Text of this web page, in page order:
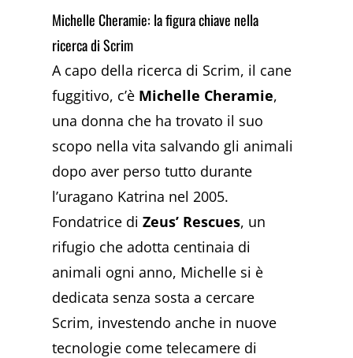
Michelle Cheramie: la figura chiave nella
ricerca di Scrim
A capo della ricerca di Scrim, il cane
fuggitivo, c’è Michelle Cheramie,
una donna che ha trovato il suo
scopo nella vita salvando gli animali
dopo aver perso tutto durante
l’uragano Katrina nel 2005.
Fondatrice diZeus’ Rescues, un
rifugio che adotta centinaia di
animali ogni anno, Michelle si è
dedicata senza sosta a cercare
Scrim, investendo anche in nuove
tecnologie come telecamere di